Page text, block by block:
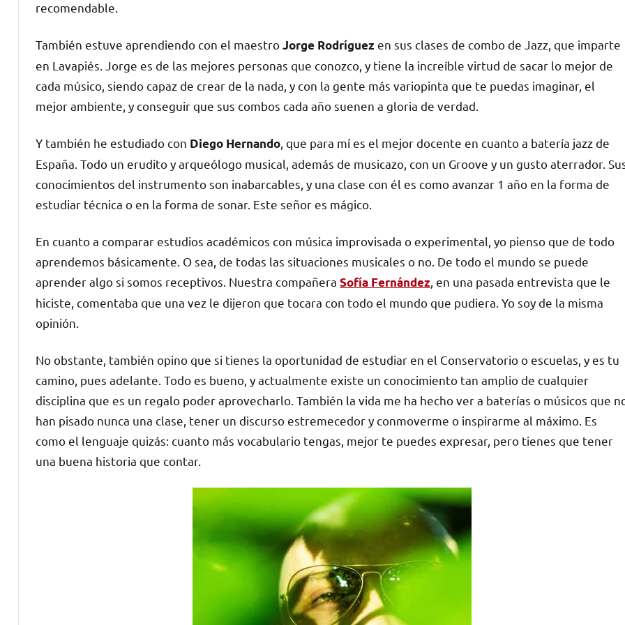
recomendable.
También estuve aprendiendo con el maestroJorge Rodríguez en sus clases de combo de Jazz, que imparte
en Lavapiés. Jorge es de las mejores personas que conozco, y tiene la increíble virtud de sacar lo mejor de
cada músico, siendo capaz de crear de la nada, y con la gente más variopinta que te puedas imaginar, el
mejor ambiente, y conseguir que sus combos cada año suenen a gloria de verdad.
Y también he estudiado con Diego Hernando , que para mí es el mejor docente en cuanto a batería jazz de
España. Todo un erudito y arqueólogo musical, además de musicazo, con un Groove y un gusto aterrador.
conocimientos del instrumento son inabarcables, y una clase con él es como avanzar 1 año en la forma de
estudiar técnica o en la forma de sonar. Este señor es mágico.
En cuanto a comparar estudios académicos con música improvisada o experimental, yo pienso que de todo
aprendemos básicamente. O sea, de todas las situaciones musicales o no. De todo el mundo se puede
aprender algo si somos receptivos. Nuestra compañera Sofía Fernández , en una pasada entrevista que le
hiciste, comentaba que una vez le dijeron que tocara con todo el mundo que pudiera. Yo soy de la misma
opinión.
No obstante, también opino que si tienes la oportunidad de estudiar en el Conservatorio o escuelas, y es tu
camino, pues adelante. Todo es bueno, y actualmente existe un conocimiento tan amplio de cualquier
disciplina que es un regalo poder aprovecharlo. También la vida me ha hecho ver a baterías o músicos que
han pisado nunca una clase, tener un discurso estremecedor y conmoverme o inspirarme al máximo. Es
como el lenguaje quizás: cuanto más vocabulario tengas, mejor te puedes expresar, pero tienes que tener
una buena historia que contar.